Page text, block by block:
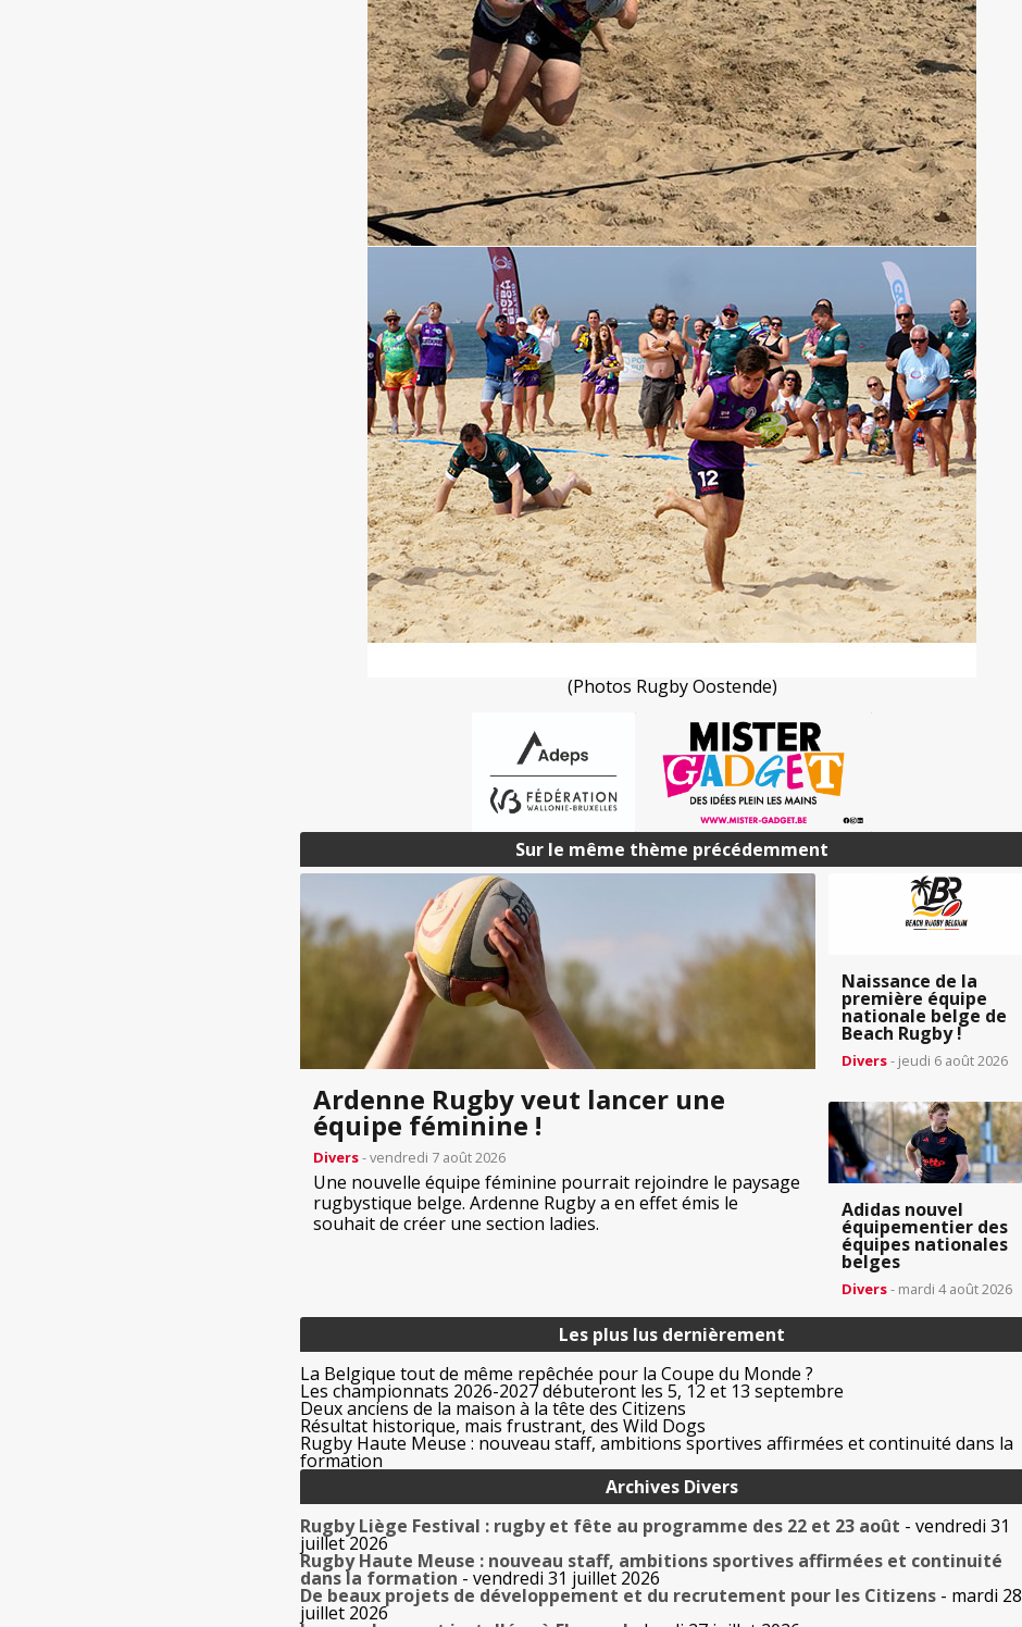
(Photos Rugby Oostende)
Sur le même thème précédemment
Ardenne Rugby veut lancer une
équipe féminine !
Divers- vendredi 7 août 2026
Une nouvelle équipe féminine pourrait rejoindre le paysage
rugbystique belge. Ardenne Rugby a en effet émis le
souhait de créer une section ladies.
Naissance de la
première équipe
nationale belge de
Beach Rugby !
Divers- jeudi 6 août 2026
Adidas nouvel
équipementier des
équipes nationales
belges
Divers- mardi 4 août 2026
Les plus lus dernièrement
La Belgique tout de même repêchée pour la Coupe du Monde ?
Les championnats 2026-2027 débuteront les 5, 12 et 13 septembre
Deux anciens de la maison à la tête des Citizens
Résultat historique, mais frustrant, des Wild Dogs
Rugby Haute Meuse : nouveau staff, ambitions sportives affirmées et continuité dans la
formation
Archives Divers
Rugby Liège Festival : rugby et fête au programme des 22 et 23 août - vendredi 31
juillet 2026
Rugby Haute Meuse : nouveau staff, ambitions sportives affirmées et continuité
dans la formation - vendredi 31 juillet 2026
De beaux projets de développement et du recrutement pour les Citizens - mardi 28
juillet 2026